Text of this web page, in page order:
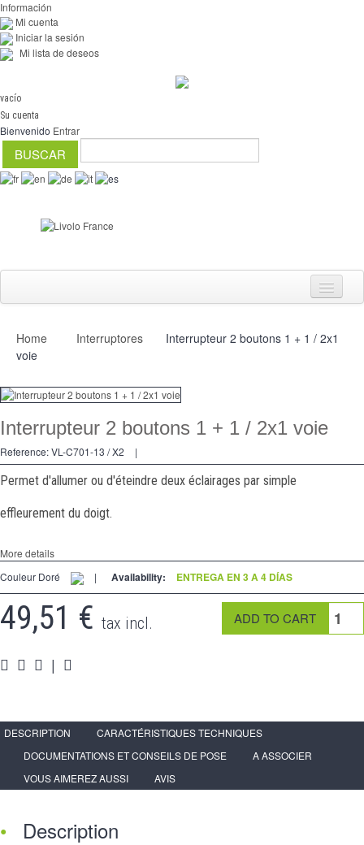
Información
Mi cuenta
Iniciar la sesión
Mi lista de deseos
vacío
Su cuenta
Bienvenido Entrar
Interruptores
Spéciales
accesorios
Apoyo
Programa de revendedor - LIVOLO Francia Sitio Oficial
Home Interruptores
Interrupteur 2 boutons 1 + 1 / 2x1
voie
Interrupteur 2 boutons 1 + 1 / 2x1 voie
Reference:VL-C701-13 / X2 |
Permet d'allumer ou d'éteindre deux éclairages par simple
effleurement du doigt.
More details
Couleur Doré
| Availability: ENTREGA EN 3 A 4 DÍAS
49,51 € tax incl.
|
DESCRIPTION
CARACTÉRISTIQUES TECHNIQUES
DOCUMENTATIONS ET CONSEILS DE POSE
A ASSOCIER
VOUS AIMEREZ AUSSI
AVIS
Description